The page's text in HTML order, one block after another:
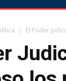
El Poder